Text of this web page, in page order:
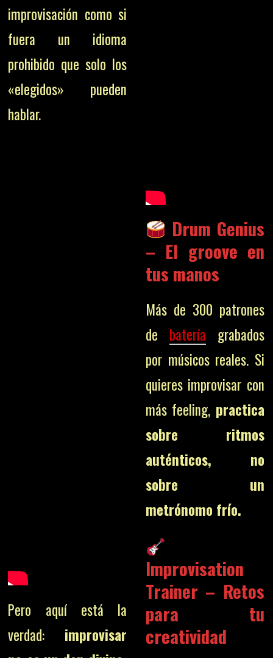
improvisación como si
fuera un idioma
prohibido que solo los
«elegidos» pueden
hablar.
Pero aquí está la
verdad: improvisar
Drum Genius
– El groove en
tus manos
Más de 300 patrones
de batería grabados
por músicos reales. Si
quieres improvisar con
más feeling, practica
sobre ritmos
auténticos, no
sobre un
metrónomo frío.
Improvisation
Trainer – Retos
para tu
creatividad